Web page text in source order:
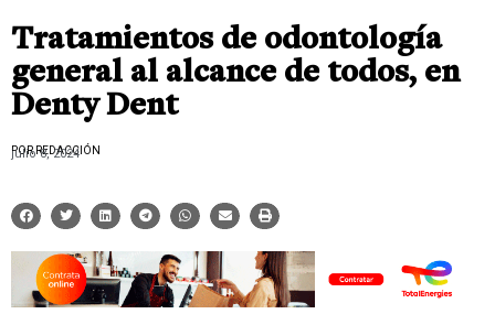
Tratamientos de odontología
general al alcance de todos, en
Denty Dent
POR REDACCIÓN
julio 8, 2024